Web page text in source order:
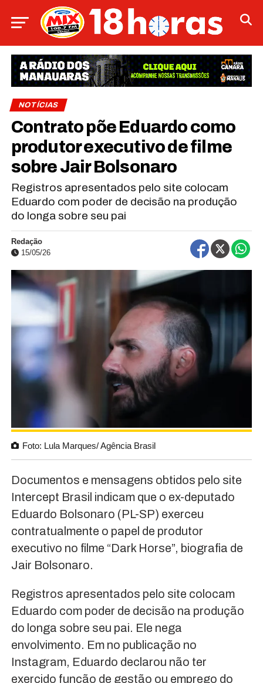
NOTÍCIAS
Contrato põe Eduardo como
produtor executivo de filme
sobre Jair Bolsonaro
Registros apresentados pelo site colocam
Eduardo com poder de decisão na produção
do longa sobre seu pai
Redação
15/05/26
Foto: Lula Marques/ Agência Brasil
Documentos e mensagens obtidos pelo site
Intercept Brasil indicam que o ex-deputado
Eduardo Bolsonaro (PL-SP) exerceu
contratualmente o papel de produtor
executivo no filme “Dark Horse”, biografia de
Jair Bolsonaro.
Registros apresentados pelo site colocam
Eduardo com poder de decisão na produção
do longa sobre seu pai. Ele nega
envolvimento. Em no publicação no
Instagram, Eduardo declarou não ter
exercido função de gestão ou emprego do